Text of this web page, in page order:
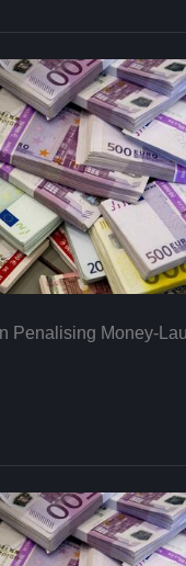
Penalising Money-